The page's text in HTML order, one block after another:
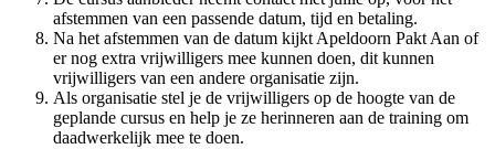
afstemmen van een passende datum, tijd en betaling.
Na het afstemmen van de datum kijkt Apeldoorn Pakt Aan of
er nog extra vrijwilligers mee kunnen doen, dit kunnen
vrijwilligers van een andere organisatie zijn.
Als organisatie stel je de vrijwilligers op de hoogte van de
geplande cursus en help je ze herinneren aan de training om
daadwerkelijk mee te doen.